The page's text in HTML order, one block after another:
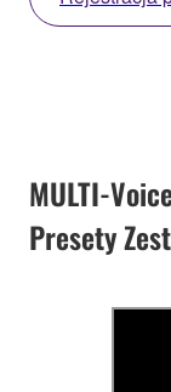
MULTI-
Presety